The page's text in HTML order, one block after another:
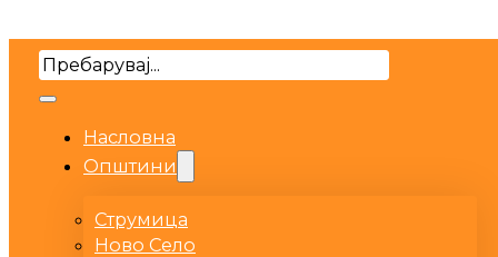
Search
Насловна
Општини
Струмица
Ново Село